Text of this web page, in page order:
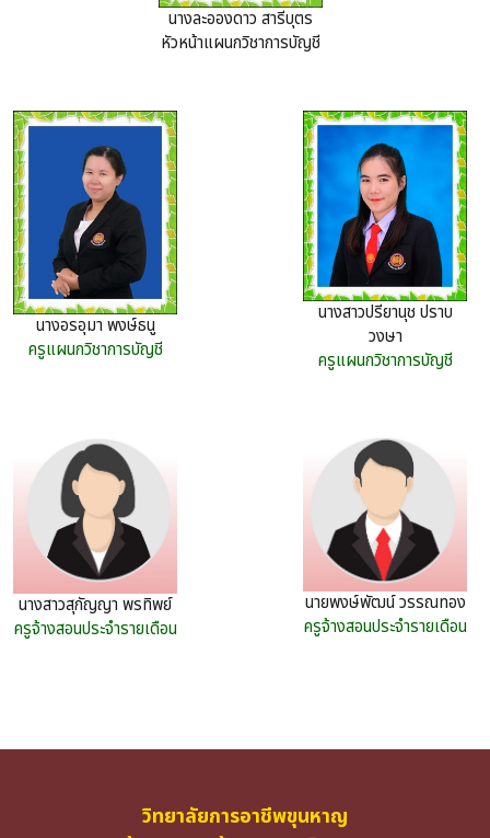
นางละอองดาว สารีบุตร
หัวหน้าแผนกวิชาการบัญชี
นางอรอุมา พงษ์ธนู
ครูแผนกวิชาการบัญชี
นางสาวปรียานุช ปราบ
วงษา
ครูแผนกวิชาการบัญชี
นางสาวสุกัญญา พรทิพย์
ครูจ้างสอนประจำรายเดือน
นายพงษ์พัฒน์ วรรณทอง
ครูจ้างสอนประจำรายเดือน
วิทยาลัยการอาชีพขุนหาญ